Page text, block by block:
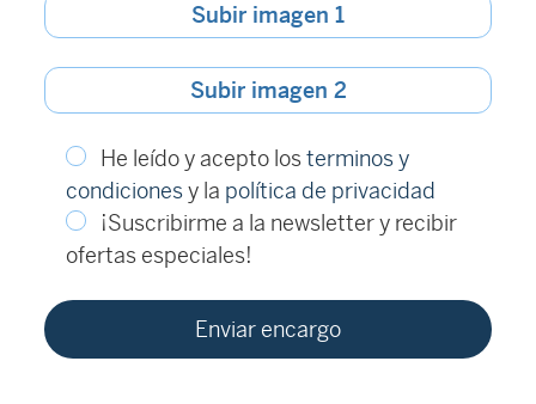
Subir imagen 1
Subir imagen 2
He leído y acepto losterminos y
condicionesy la política de privacidad
¡Suscribirme a la newsletter y recibir
ofertas especiales!